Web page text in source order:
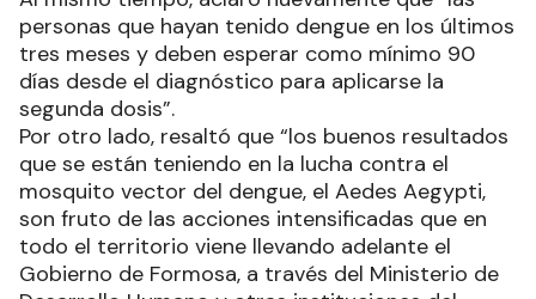
personas que hayan tenido dengue en los últimos
tres meses y deben esperar como mínimo 90
días desde el diagnóstico para aplicarse la
segunda dosis”.
Por otro lado, resaltó que “los buenos resultados
que se están teniendo en la lucha contra el
mosquito vector del dengue, el Aedes Aegypti,
son fruto de las acciones intensificadas que en
todo el territorio viene llevando adelante el
Gobierno de Formosa, a través del Ministerio de